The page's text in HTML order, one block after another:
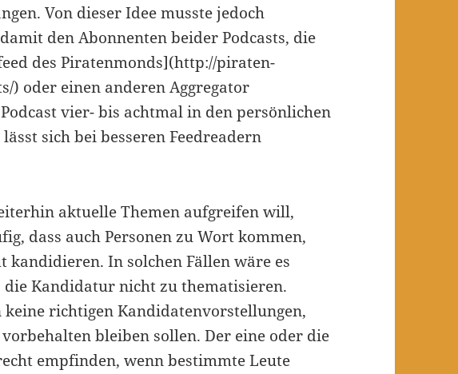
Von dieser Idee musste jedoch
den Abonnenten beider Podcasts, die
des Piratenmonds](http://piraten-
) oder einen anderen Aggregator
vier- bis achtmal in den persönlichen
sich bei besseren Feedreadern
aktuelle Themen aufgreifen will,
dass auch Personen zu Wort kommen,
kandidieren. In solchen Fällen wäre es
die Kandidatur nicht zu thematisieren.
richtigen Kandidatenvorstellungen,
bleiben sollen. Der eine oder die
empfinden, wenn bestimmte Leute